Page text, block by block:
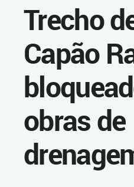
Trecho
Capão
obras de